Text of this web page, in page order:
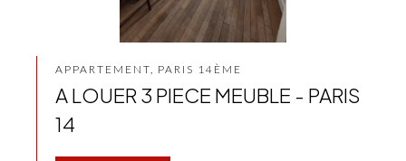
APPARTEMENT, PARIS 14ÈME
A LOUER 3 PIECE MEUBLE - PARIS
14